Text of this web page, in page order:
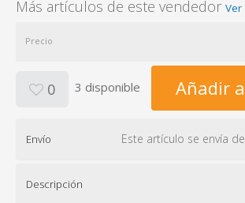
Más artículos de este vendedor
Precio
0 3 disponible Añadir
Envío Este artículo se envía
Descripción